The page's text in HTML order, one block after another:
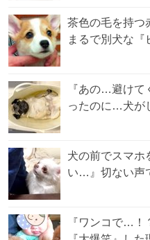
茶色の毛を持
まるで別犬な
『あの…避け
ったのに…犬が
犬の前でスマ
い…』切ない声
『ワンコで…！